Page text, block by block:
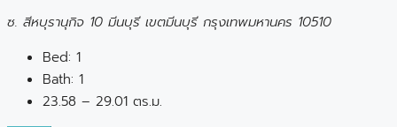
ซ. สีหบุรานุกิจ 10 มีนบุรี เขตมีนบุรี กรุงเทพมหานคร 10510
Bed: 1
Bath: 1
23.58 – 29.01 ตร.ม.